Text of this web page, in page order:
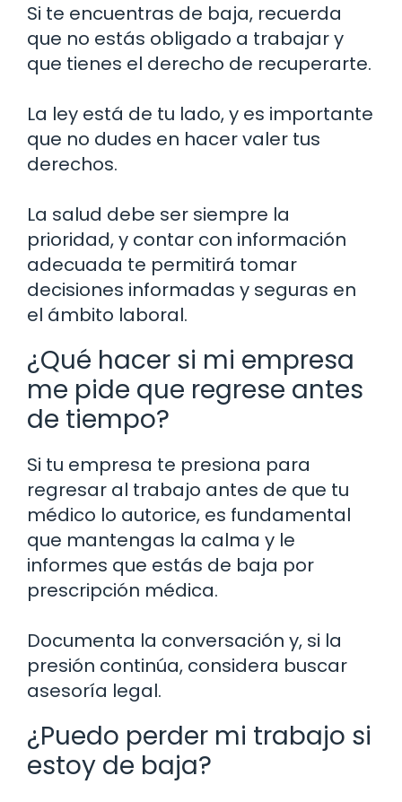
Si te encuentras de baja, recuerda
que no estás obligado a trabajar y
que tienes el derecho de recuperarte.
La ley está de tu lado, y es importante
que no dudes en hacer valer tus
derechos.
La salud debe ser siempre la
prioridad, y contar con información
adecuada te permitirá tomar
decisiones informadas y seguras en
el ámbito laboral.
¿Qué hacer si mi empresa
me pide que regrese antes
de tiempo?
Si tu empresa te presiona para
regresar al trabajo antes de que tu
médico lo autorice, es fundamental
que mantengas la calma y le
informes que estás de baja por
prescripción médica.
Documenta la conversación y, si la
presión continúa, considera buscar
asesoría legal.
¿Puedo perder mi trabajo si
estoy de baja?